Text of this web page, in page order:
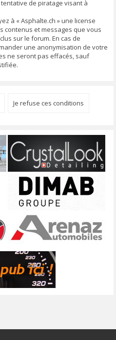
de piratage visant à
à « Asphalte.ch » une license
contenus et messages que vous
sur le forum. En cas de
une anonymisation de votre
ne seront pas effacés, sauf